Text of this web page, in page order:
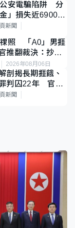
安電騙陷阱 分
」損失近6900萬
新聞
照 「A0」男捱
推翻裁決：抄錯
2026年08月06日
剖揭長期捱餓、
判囚22年 官斥
劣
新聞